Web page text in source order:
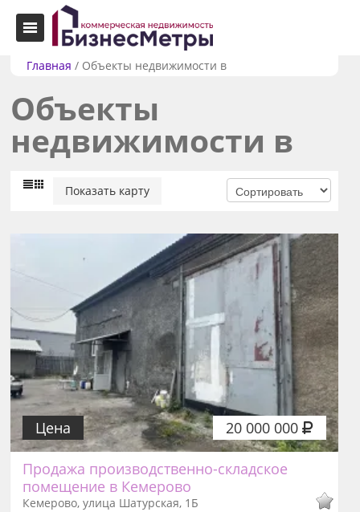
Главная / Объекты недвижимости в
Объекты
недвижимости в
Показать карту
20 000 000
Цена
Продажа производственно-складское
помещение в Кемерово
Кемерово, улица Шатурская, 1Б